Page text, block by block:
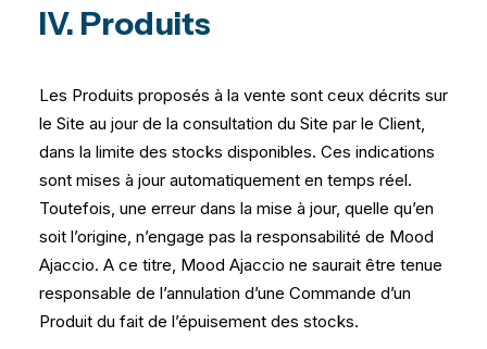
IV. Produits
Les Produits proposés à la vente sont ceux décrits sur
le Site au jour de la consultation du Site par le Client,
dans la limite des stocks disponibles. Ces indications
sont mises à jour automatiquement en temps réel.
Toutefois, une erreur dans la mise à jour, quelle qu’en
soit l’origine, n’engage pas la responsabilité de Mood
Ajaccio. A ce titre, Mood Ajaccio ne saurait être tenue
responsable de l’annulation d’une Commande d’un
Produit du fait de l’épuisement des stocks.